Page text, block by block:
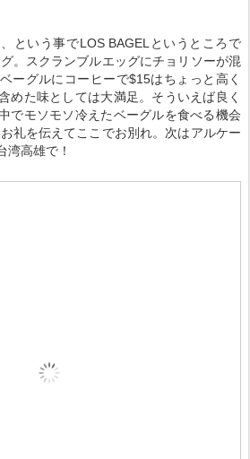
という事でLOS BAGELというところで
。スクランブルエッグにチョリソーが混
ーグルにコーヒーで$15はちょっと高く
めた味としては大満足。そういえば良く
でモソモソ冷えたベーグルを食べる機会
礼を伝えてここでお別れ。次はアルケー
湾高雄で！